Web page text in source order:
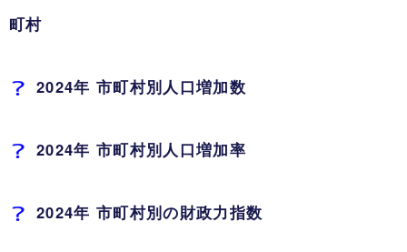
町村
2024年 市町村別人口増加数
2024年 市町村別人口増加率
2024年 市町村別の財政力指数